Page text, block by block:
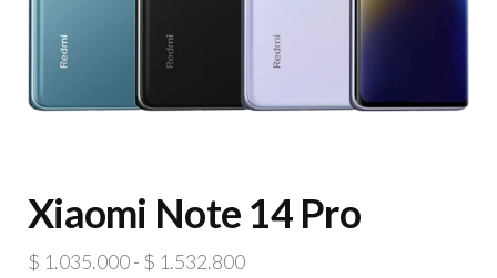
Xiaomi Note 14 Pro
$ 1.035.000- $ 1.532.800Rango